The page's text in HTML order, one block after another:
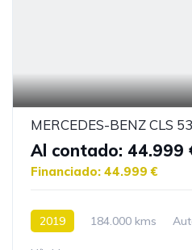
MERCEDES-BENZ CLS
Al contado: 44.999
Financiado: 44.999 €
2019 184.000 kms